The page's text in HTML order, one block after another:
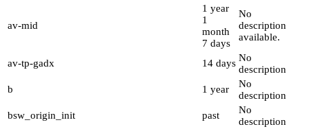
av-mid
1 year
1
month
7 days
No
description
available.
av-tp-gadx 14 days No
description
b
1 year
No
description
bsw_origin_init
past
No
description